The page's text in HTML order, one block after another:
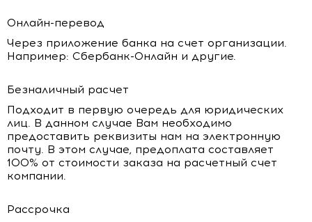
Онлайн-перевод
Через приложение банка на счет организации.
Например: Сбербанк-Онлайн и другие.
Безналичный расчет
Подходит в первую очередь для юридических
лиц. В данном случае Вам необходимо
предоставить реквизиты нам на электронную
почту. В этом случае, предоплата составляет
100% от стоимости заказа на расчетный счет
компании.
Рассрочка